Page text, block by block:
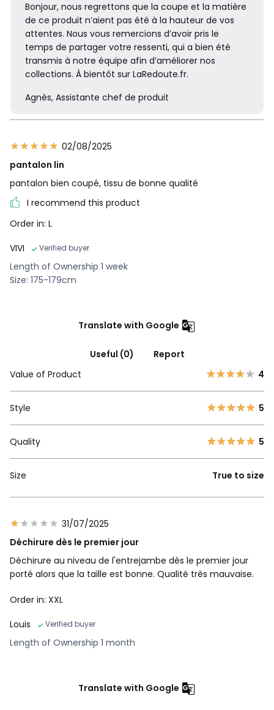
Bonjour, nous regrettons que la coupe et la matière
de ce produit n’aient pas été à la hauteur de vos
attentes. Nous vous remercions d’avoir pris le
temps de partager votre ressenti, qui a bien été
transmis à notre équipe afin d’améliorer nos
collections. À bientôt sur LaRedoute.fr.
Agnès, Assistante chef de produit
02/08/2025
pantalon lin
pantalon bien coupé, tissu de bonne qualité
I recommend this product
Order in: L
VIVI
Verified buyer
Length of Ownership 1 week
Size: 175-179cm
Translate with Google
Useful (0)
Report
Value of Product
4
Style 5
Quality 5
Size True to size
31/07/2025
Déchirure dès le premier jour
Déchirure au niveau de l'entrejambe dès le premier jour
porté alors que la taille est bonne. Qualité très mauvaise.
Order in: XXL
Louis
Verified buyer
Length of Ownership 1 month
Translate with Google